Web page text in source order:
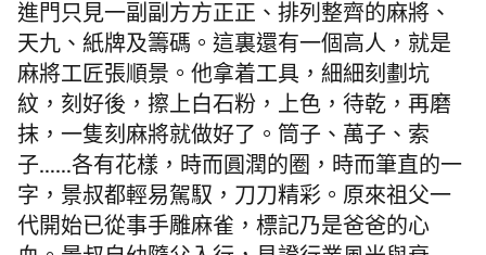
進門只見一副副方方正正、排列整齊的麻將、
天九、紙牌及籌碼。這裏還有一個高人，就是
麻將工匠張順景。他拿着工具，細細刻劃坑
紋，刻好後，擦上白石粉，上色，待乾，再磨
抹，一隻刻麻將就做好了。筒子、萬子、索
子……各有花樣，時而圓潤的圈，時而筆直的一
字，景叔都輕易駕馭，刀刀精彩。原來祖父一
代開始已從事手雕麻雀，標記乃是爸爸的心